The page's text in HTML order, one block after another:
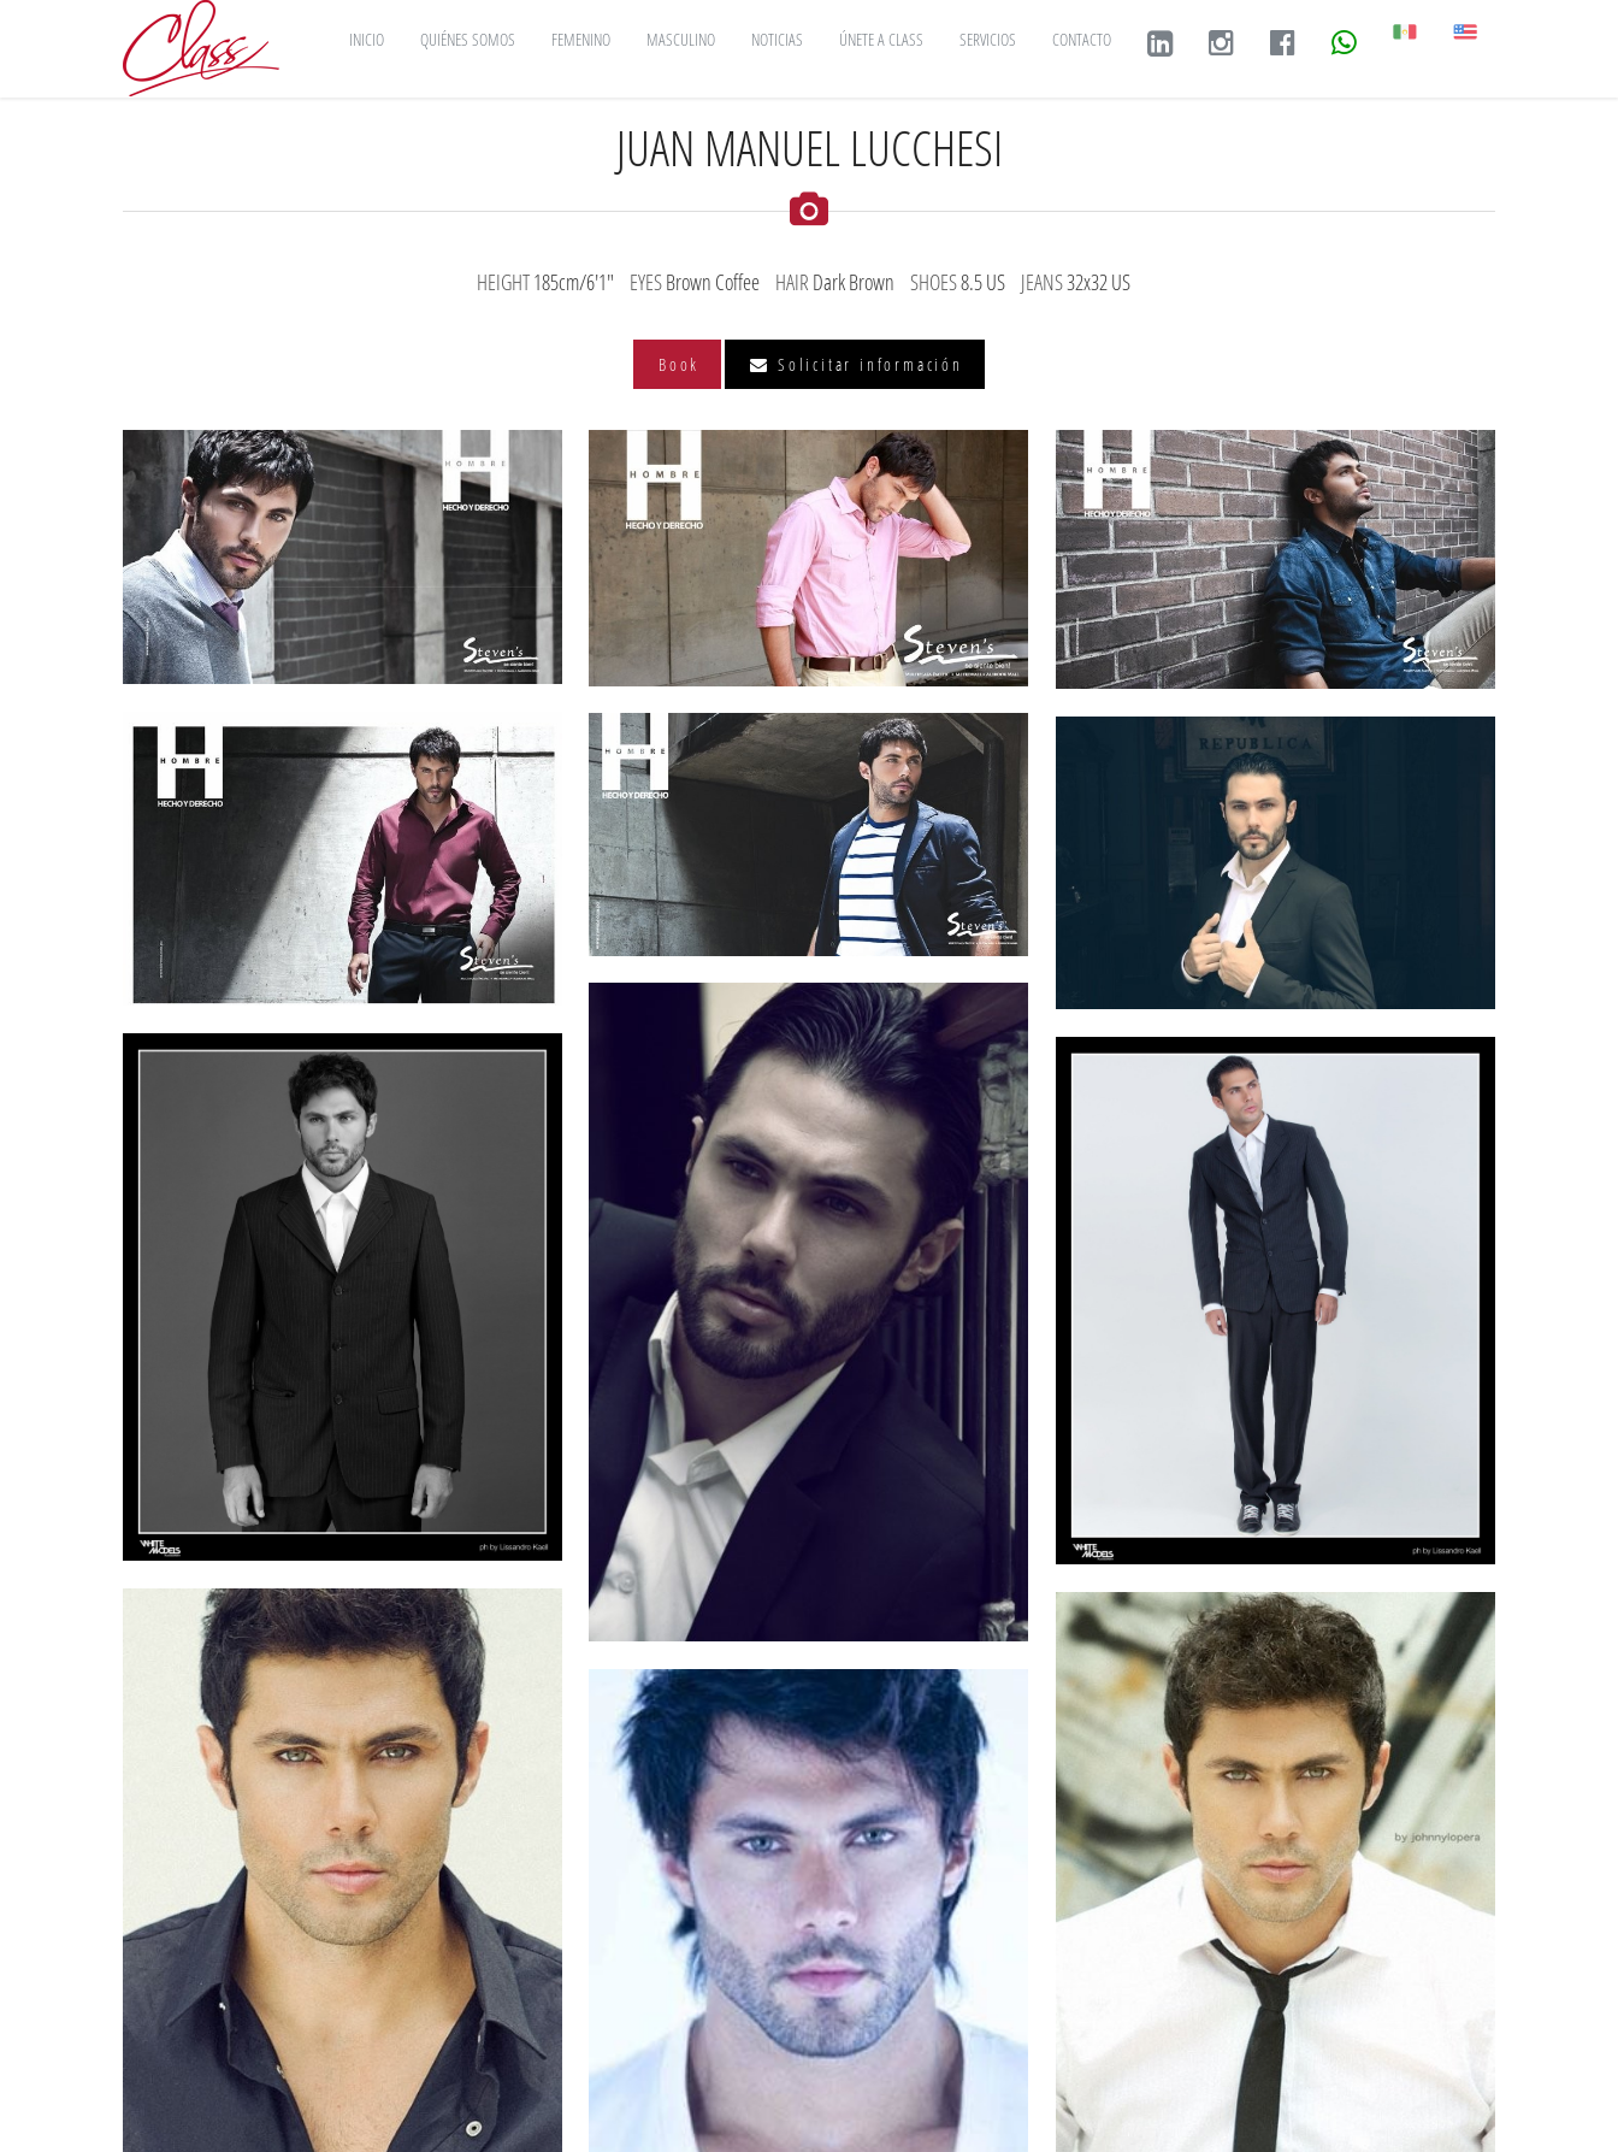
INICIO QUIÉNES SOMOS FEMENINO MASCULINO NOTICIAS ÚNETE A CLASS SERVICIOS CONTACTO
JUAN MANUEL LUCCHESI
HEIGHT185cm/6'1" EYESBrown Coffee HAIR Dark Brown SHOES8.5 US JEANS32x32 US
Book Solicitar información